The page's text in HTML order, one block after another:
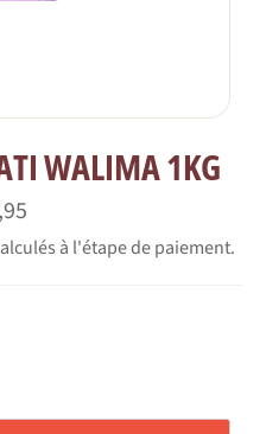
WALIMA 1KG
à l'étape de paiement.